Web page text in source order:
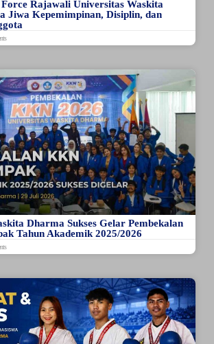
Force Rajawali Universitas Waskita
Jiwa Kepemimpinan, Disiplin, dan
Dharma Sukses Gelar Pembekalan
Tahun Akademik 2025/2026